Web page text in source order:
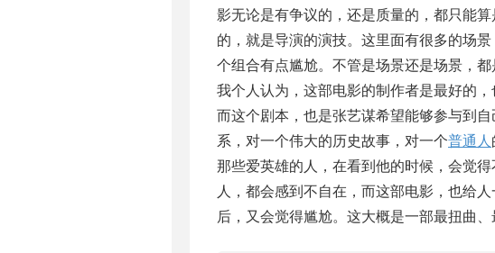
影无论是有争议的，还是质量的，都只能
的，就是导演的演技。这里面有很多的场
个组合有点尴尬。不管是场景还是场景，
我个人认为，这部电影的制作者是最好的
而这个剧本，也是张艺谋希望能够参与到
系，对一个伟大的历史故事，对一个普通人
那些爱英雄的人，在看到他的时候，会觉
人，都会感到不自在，而这部电影，也给
后，又会觉得尴尬。这大概是一部最扭曲、